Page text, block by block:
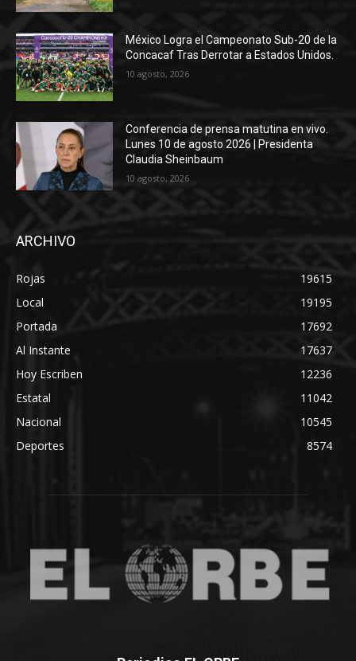
México Logra el Campeonato Sub-20 de la
Concacaf Tras Derrotar a Estados Unidos.
10 agosto, 2026
Conferencia de prensa matutina en vivo.
Lunes 10 de agosto 2026 | Presidenta
Claudia Sheinbaum
10 agosto, 2026
ARCHIVO
Rojas
19615
Local
19195
Portada
17692
Al Instante
17637
Hoy Escriben
12236
Estatal
11042
Nacional
10545
Deportes
8574